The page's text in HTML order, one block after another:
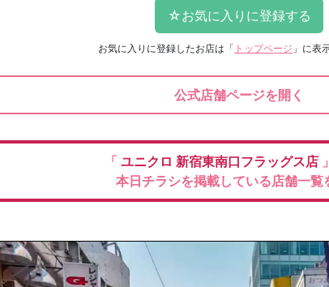
お気に入りに登録したお店は 「 トップページ 」に表
公式店舗ページを開く
「 ユニクロ 新宿東南口フラッグス店
本日チラシを掲載している店舗一覧